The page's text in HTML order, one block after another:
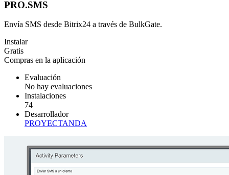
PRO.SMS
Envía SMS desde Bitrix24 a través de BulkGate.
Instalar
Gratis
Compras en la aplicación
Evaluación
No hay evaluaciones
Instalaciones
74
Desarrollador
PROYECTANDA